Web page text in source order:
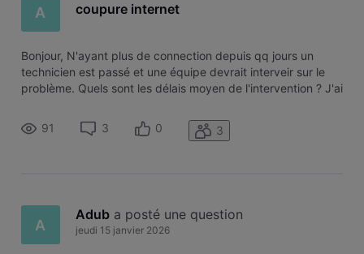
A coupure internet
Bonjour, N'ayant plus de connection depuis qq jours un
technicien est passé et une équipe devrait interveir sur le
problème. Quels sont les délais moyen de l'intervention ? J'ai
urgent.
91 3 0 3
A
Adub a posté une question
jeudi 15 janvier 2026